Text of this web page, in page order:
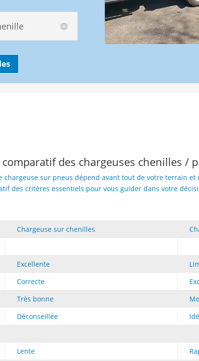
comparatif des chargeuses chenilles /
sur pneus dépend avant tout de votre terrain
des critères essentiels pour vous guider dans votre
Chargeuse sur chenilles
Excellente
Correcte
Très bonne
Déconseillée
Lente